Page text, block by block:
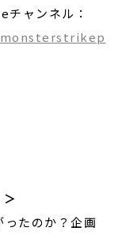
チャンネル：
ったのか？企画